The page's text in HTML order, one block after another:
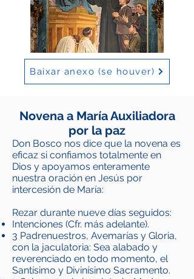
Baixar anexo (se houver)
Novena a María Auxiliadora
por la paz
Don Bosco nos dice que la novena es
eficaz si confiamos totalmente en
Dios y apoyamos enteramente
nuestra oración en Jesús por
intercesión de María:
Rezar durante nueve días seguidos:
Intenciones (Cfr. más adelante).
3 Padrenuestros, Avemarías y Gloria,
con la jaculatoria: Sea alabado y
reverenciado en todo momento, el
Santísimo y Divinísimo Sacramento.